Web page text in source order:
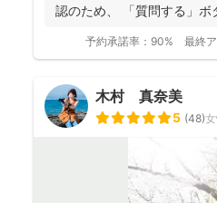
認のため、 「質問する」ボ
予約承諾率： 90% 最終
木村 真奈美
5 (48)